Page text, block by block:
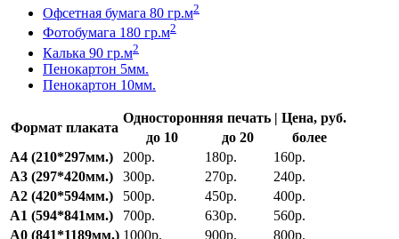
Офсетная бумага 80 гр.м2
Фотобумага 180 гр.м2
Калька 90 гр.м2
Пенокартон 5мм.
Пенокартон 10мм.
Формат плаката
Односторонняя печать | Цена, руб.
до 10
до 20
более
А4 (210*297мм.)
200р. 180р.
160р.
А3 (297*420мм.)
300р. 270р.
240р.
А2 (420*594мм.)
500р. 450р.
400р.
А1 (594*841мм.)
700р. 630р.
560р.
А0 (841*1189мм.) 1000р. 900р.
800р.